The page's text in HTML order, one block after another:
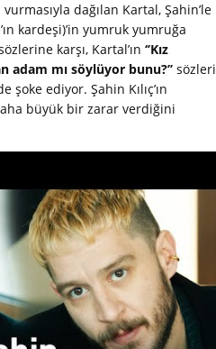
vurmasıyla dağılan Kartal, Şahin’le
kardeşi)’in yumruk yumruğa
karşı, Kartal’ın ‘’Kız
mı söylüyor bunu?’’ sözleri
ediyor. Şahin Kılıç’ın
büyük bir zarar verdiğini